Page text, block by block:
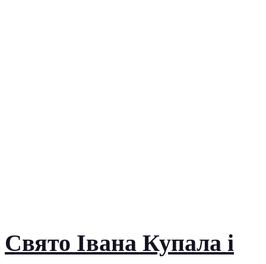
Свято Івана Купала і